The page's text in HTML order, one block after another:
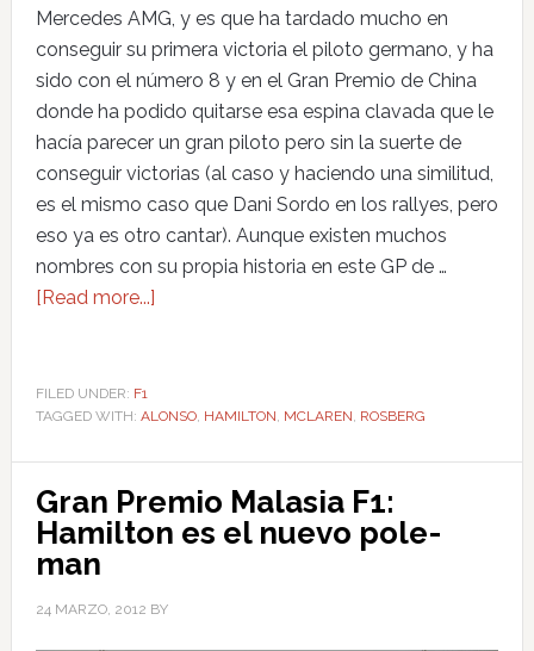
Mercedes AMG, y es que ha tardado mucho en
conseguir su primera victoria el piloto germano, y ha
sido con el número 8 y en el Gran Premio de China
donde ha podido quitarse esa espina clavada que le
hacía parecer un gran piloto pero sin la suerte de
conseguir victorias (al caso y haciendo una similitud,
es el mismo caso que Dani Sordo en los rallyes, pero
eso ya es otro cantar). Aunque existen muchos
nombres con su propia historia en este GP de …
[Read more...]
FILED UNDER: F1
TAGGED WITH: ALONSO, HAMILTON MCLAREN ROSBERG
Gran Premio Malasia F1:
Hamilton es el nuevo pole-
man
24 MARZO, 2012 BY